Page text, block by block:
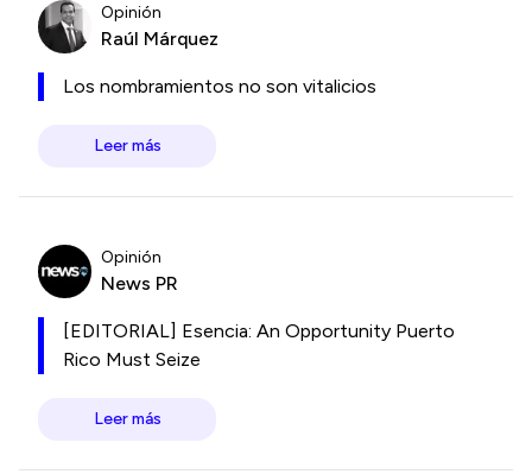
Opinión
Raúl Márquez
Los nombramientos no son vitalicios
Leer más
Opinión
News PR
[EDITORIAL] Esencia: An Opportunity Puerto
Rico Must Seize
Leer más